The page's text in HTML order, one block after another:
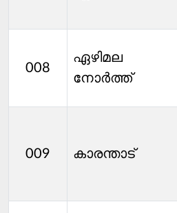
008
ഏഴിമല
നോർത്ത്
009 കാരന്താട്